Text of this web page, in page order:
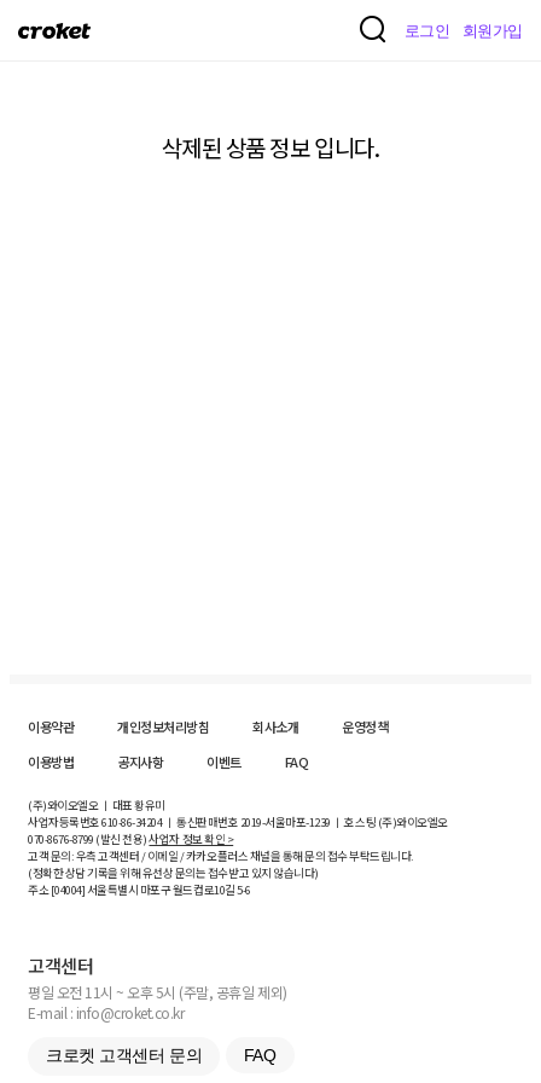
크
로그인 회원가입
삭제된 상품 정보 입니다.
이용약관 개인정보처리방침 회사소개
운영정책
이용방법
공지사항 이벤트 FAQ
(주)와이오엘오 ㅣ 대표 황유미
사업자등록번호610-86-34204ㅣ 통신판매번호 2019-서울마포-1239 ㅣ 호스팅 (주)와이오엘오
070-8676-8799 (발신 전용)사업자 정보 확인 >
고객 문의: 우측 고객센터 / 이메일 / 카카오플러스 채널을 통해 문의 접수 부탁드립니다.
(정확한 상담 기록을 위해 유선상 문의는 접수받고 있지 않습니다)
주소 [04004] 서울특별시 마포구 월드컵로10길5-6
고객센터
평일 오전 11시 ~ 오후 5시 (주말, 공휴일 제외)
E-mail : info@croket.co.kr
크로켓 고객센터 문의 FAQ